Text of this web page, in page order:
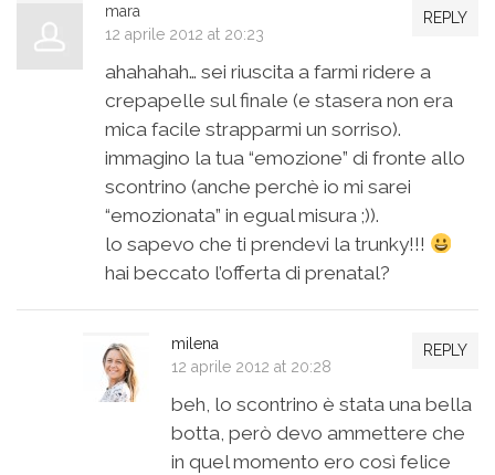
REPLY
mara
12 aprile 2012 at 20:23
ahahahah… sei riuscita a farmi ridere a
crepapelle sul finale (e stasera non era
mica facile strapparmi un sorriso).
immagino la tua “emozione” di fronte allo
scontrino (anche perchè io mi sarei
“emozionata” in egual misura ;)).
lo sapevo che ti prendevi la trunky!!!
hai beccato l’offerta di prenatal?
REPLY
milena
12 aprile 2012 at 20:28
beh, lo scontrino è stata una bella
botta, però devo ammettere che
in quel momento ero così felice